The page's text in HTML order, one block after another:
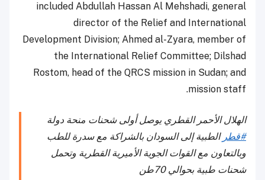
included Abdullah Hassan Al Mehshadi, general
director of the Relief and International
Development Division; Ahmed al-Zyara, member of
the International Relief Committee; Dilshad
Rostom, head of the QRCS mission in Sudan; and
mission staff.
الهلال الأحمر القطري يوصل أولى شحنات منحة دولة
#قطر الطبية إلى السودان بالشراكة مع سدرة للطب
وبالتعاون مع القوات الجوية الأميرية القطرية وتحمل
شحنات طبية بحوالي 70طن